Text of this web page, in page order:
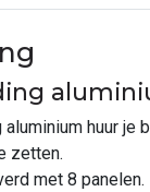
aluminium huur je
zetten.
met 8 panelen.